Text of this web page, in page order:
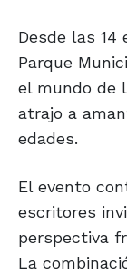
Desde las 14
Parque
el mundo de
atrajo a
edades.
El evento
escritores
perspectiva
La